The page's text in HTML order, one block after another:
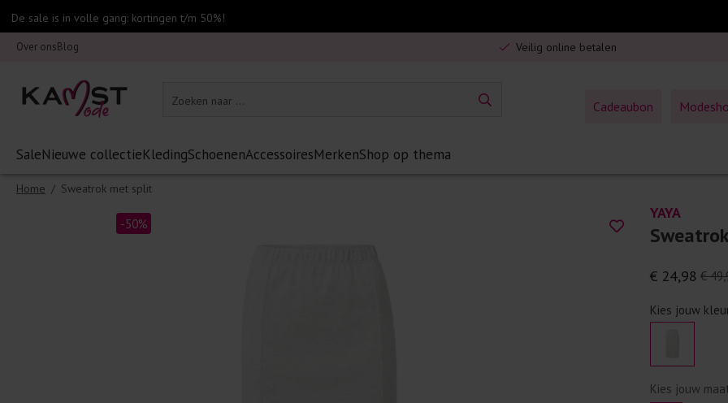
De sale is in volle gang: kortingen t/m 50%!
Over onsBlog
Veilig online betalen
Gratis verzending in Nederland vanaf €75,-
Cadeaubon
SaleNieuwe collectieKledingSchoenenAccessoiresMerkenShop op thema
Home / Sweatrok met split
-50%
YAYA
€
€ 24,98
Kies jouw
Kies jouw